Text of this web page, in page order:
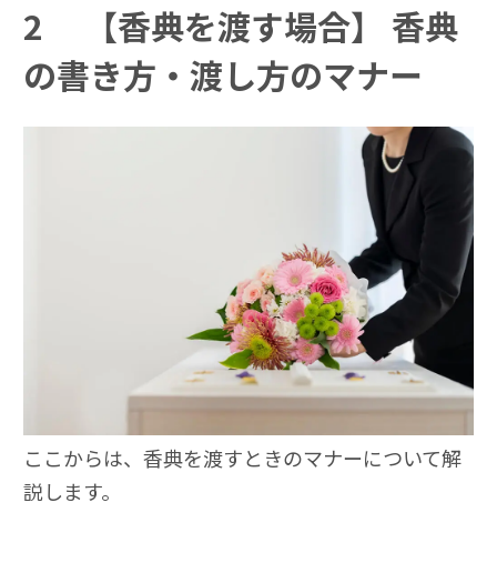
2
【香典を渡す場合】 香典
の書き方・渡し方のマナー
ここからは、香典を渡すときのマナーについて解
説します。